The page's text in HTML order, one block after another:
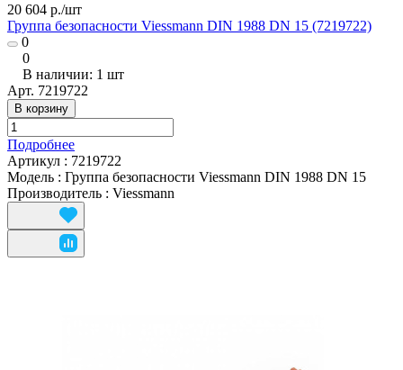
20 604 р./шт
Группа безопасности Viessmann DIN 1988 DN 15 (7219722)
0
0
В наличии: 1 шт
Арт. 7219722
В корзину
Подробнее
Артикул : 7219722
Модель : Группа безопасности Viessmann DIN 1988 DN 15
Производитель : Viessmann